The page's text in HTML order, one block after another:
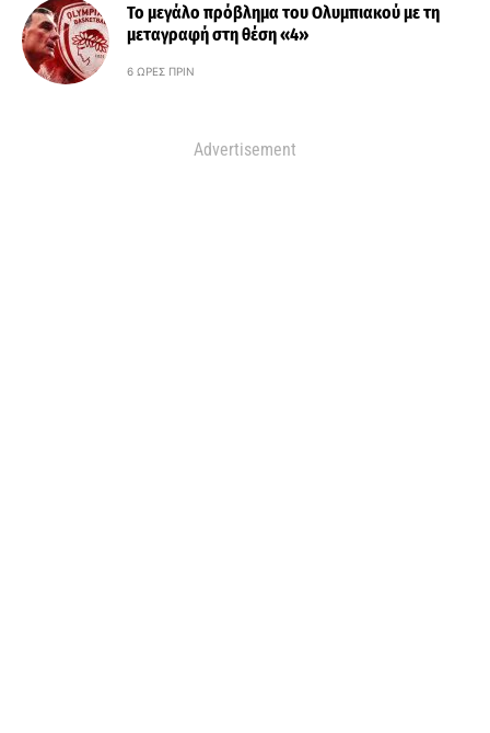
Το μεγάλο πρόβλημα του Ολυμπιακού με τη
μεταγραφή στη θέση «4»
6 ΏΡΕΣ ΠΡΙΝ
Advertisement